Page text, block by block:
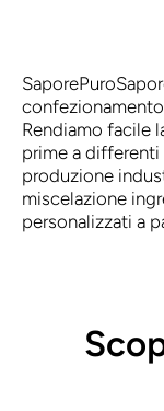
SaporePuro
Rendiamo facile
prime a
produzione
miscelazione
personalizzati a